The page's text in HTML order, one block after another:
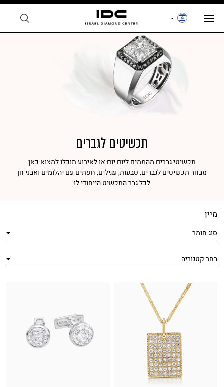
תכשיטים לגברים
תכשיטי גברים מהממים ליום יום או לאירוע תוכלו למצוא כאן
מבחר תכשיטים לגברים, טבעות, עגילים, חפתים עם יהלומים ואבני חן
לכל גבר התכשיט הייחודי לו
מיין
סוג חומר
בחר קטגוריה